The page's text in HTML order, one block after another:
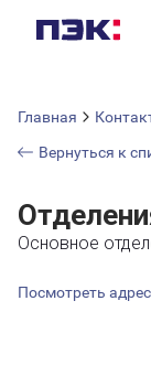
Главная
Вернуться к
Основное
Посмотреть